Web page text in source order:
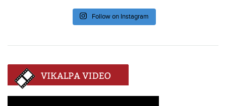
Follow on Instagram